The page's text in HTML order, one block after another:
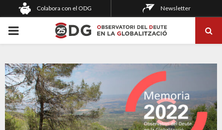
Colabora con el ODG Newsletter
PRIMARY